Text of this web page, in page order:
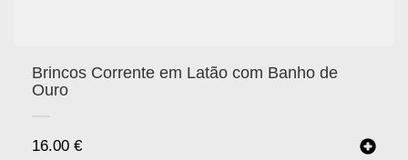
Brincos Corrente em Latão com Banho de
Ouro
16.00 €